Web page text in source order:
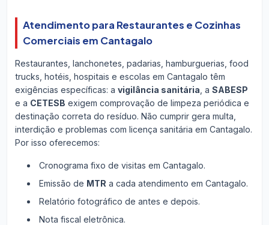
Atendimento para Restaurantes e Cozinhas
Comerciais em Cantagalo
Restaurantes, lanchonetes, padarias, hamburguerias, food
trucks, hotéis, hospitais e escolas em Cantagalo têm
exigências específicas: a vigilância sanitária , a SABESP
e a CETESB exigem comprovação de limpeza periódica e
destinação correta do resíduo. Não cumprir gera multa,
interdição e problemas com licença sanitária em Cantagalo.
Por isso oferecemos:
Cronograma fixo de visitas em Cantagalo.
Emissão de MTR a cada atendimento em Cantagalo.
Relatório fotográfico de antes e depois.
Nota fiscal eletrônica.